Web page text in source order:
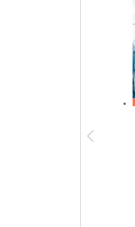
就業開
※就業
【勤務
09:00
完全週
即日～
★勤務
【勤務
◆職場
【応募
【活か